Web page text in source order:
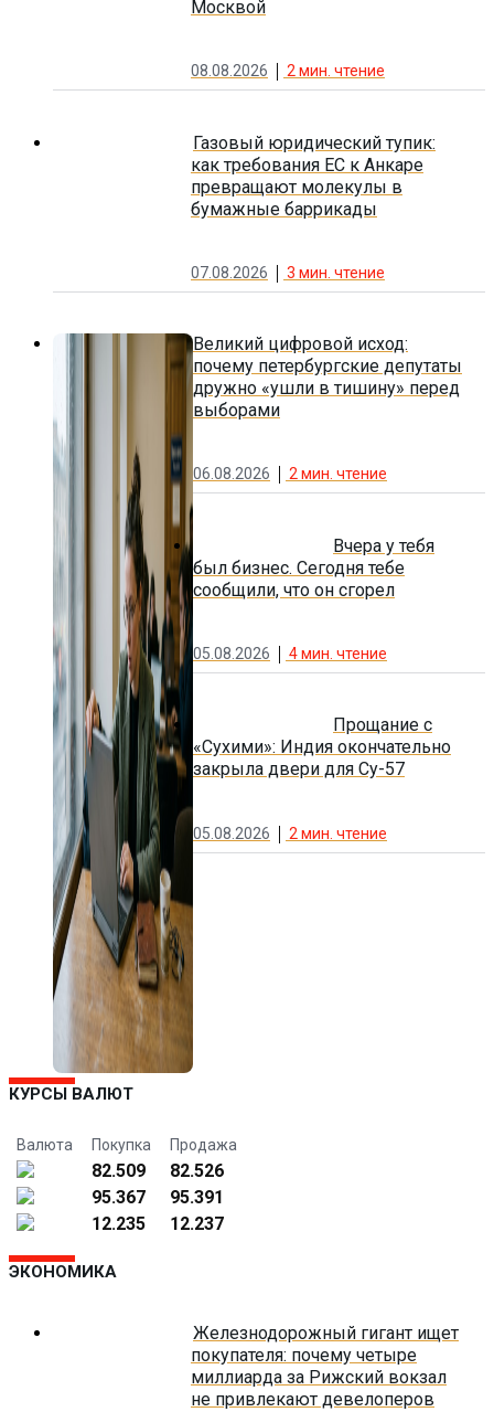
Москвой
08.08.2026 2мин. чтение
Газовый юридический тупик:
как требования ЕС к Анкаре
превращают молекулы в
бумажные баррикады
07.08.2026 3 мин. чтение
Великий цифровой исход:
почему петербургские депутаты
дружно «ушли в тишину» перед
выборами
06.08.2026 2мин. чтение
Вчера у тебя
был бизнес. Сегодня тебе
сообщили, что он сгорел
05.08.2026 4мин. чтение
Прощание с
«Сухими»: Индия окончательно
закрыла двери для Су-57
05.08.2026 2 мин. чтение
КУРСЫ ВАЛЮТ
Валюта Покупка Продажа
82.509
82.526
95.367
95.391
12.235
12.237
ЭКОНОМИКА
Железнодорожный гигант ищет
покупателя: почему четыре
миллиарда за Рижский вокзал
не привлекают девелоперов